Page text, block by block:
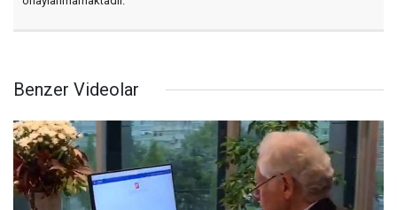
Benzer Videolar